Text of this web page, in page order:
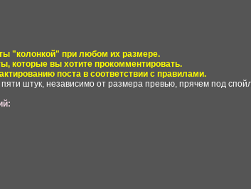
"колонкой" при любом их размере.
которые вы хотите прокомментировать.
поста в соответствии с правилами.
штук, независимо от размера превью, прячем под